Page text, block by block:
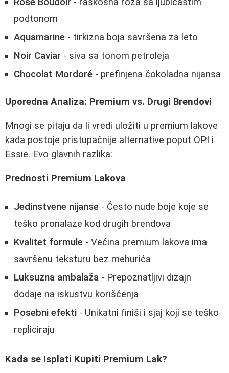
podtonom
Aquamarine - tirkizna boja savršena za leto
Noir Caviar - siva sa tonom petroleja
Chocolat Mordoré - prefinjena čokoladna nijansa
Uporedna Analiza: Premium vs. Drugi Brendovi
Mnogi se pitaju da li vredi uložiti u premium lakove
kada postoje pristupačnije alternative poput OPI i
Essie. Evo glavnih razlika:
Prednosti Premium Lakova
Jedinstvene nijanse - Često nude boje koje se
teško pronalaze kod drugih brendova
Kvalitet formule - Većina premium lakova ima
savršenu teksturu bez mehurića
Luksuzna ambalaža - Prepoznatljivi dizajn
dodaje na iskustvu korišćenja
Posebni efekti - Unikatni finiši i sjaj koji se teško
repliciraju
Kada se Isplati Kupiti Premium Lak?